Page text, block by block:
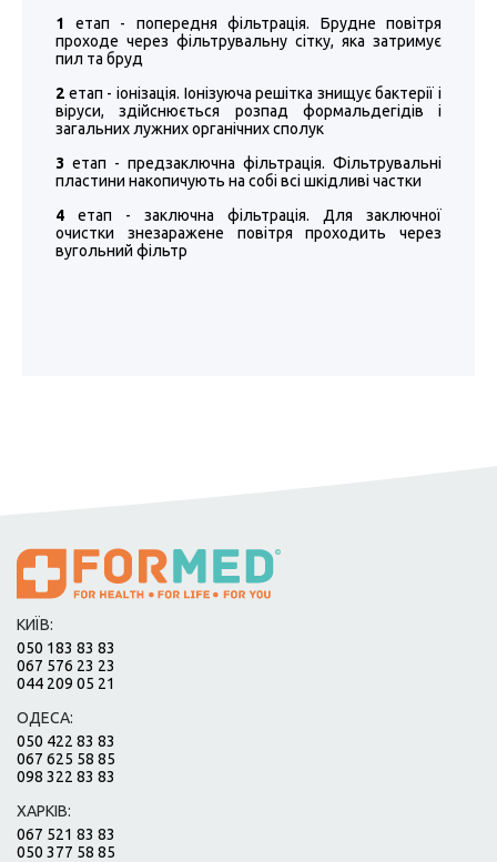
1 етап - попередня фільтрація. Брудне повітря
проходе через фільтрувальну сітку, яка затримує
пил та бруд
2 етап - іонізація. Іонізуюча решітка знищує бактерії і
віруси, здійснюється розпад формальдегідів і
загальних лужних органічних сполук
3 етап - предзаключна фільтрація. Фільтрувальні
пластини накопичують на собі всі шкідливі чаcтки
4 етап - заключна фільтрація. Для заключної
очистки знезаражене повітря проходить через
вугольний фільтр
КИЇВ:
050 183 83 83
067 576 23 23
044 209 05 21
ОДЕСА:
050 422 83 83
067 625 58 85
098 322 83 83
ХАРКІВ:
067 521 83 83
050 377 58 85